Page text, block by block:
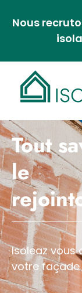
Nous
Tout
le
Isoleaz
votre façade